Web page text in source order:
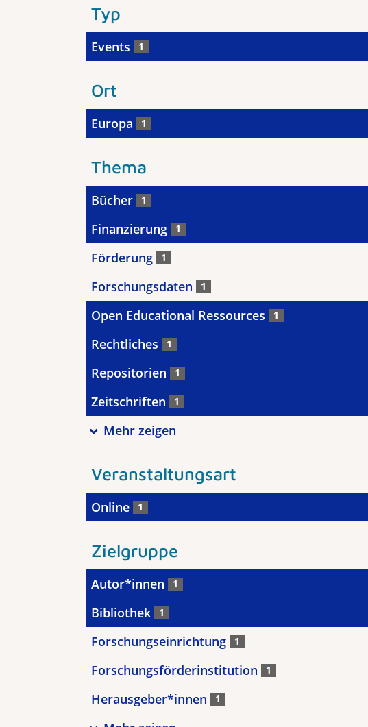
Typ
Events 1
Ort
Europa 1
Thema
Bücher 1
Finanzierung 1
Förderung 1
Forschungsdaten 1
Open Educational Ressources 1
Rechtliches 1
Repositorien 1
Zeitschriften 1
Mehr zeigen
Veranstaltungsart
Online 1
Zielgruppe
Autor*innen 1
Bibliothek 1
Forschungseinrichtung 1
Forschungsförderinstitution 1
Herausgeber*innen 1